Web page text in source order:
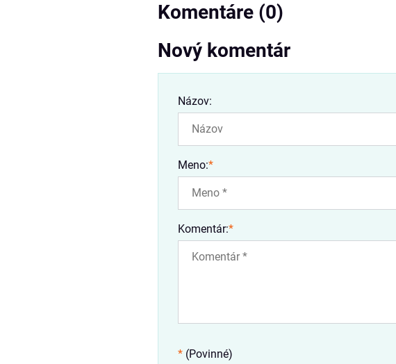
Komentáre (0)
Nový komentár
Názov:
Meno:*
Komentár:*
*(Povinné)